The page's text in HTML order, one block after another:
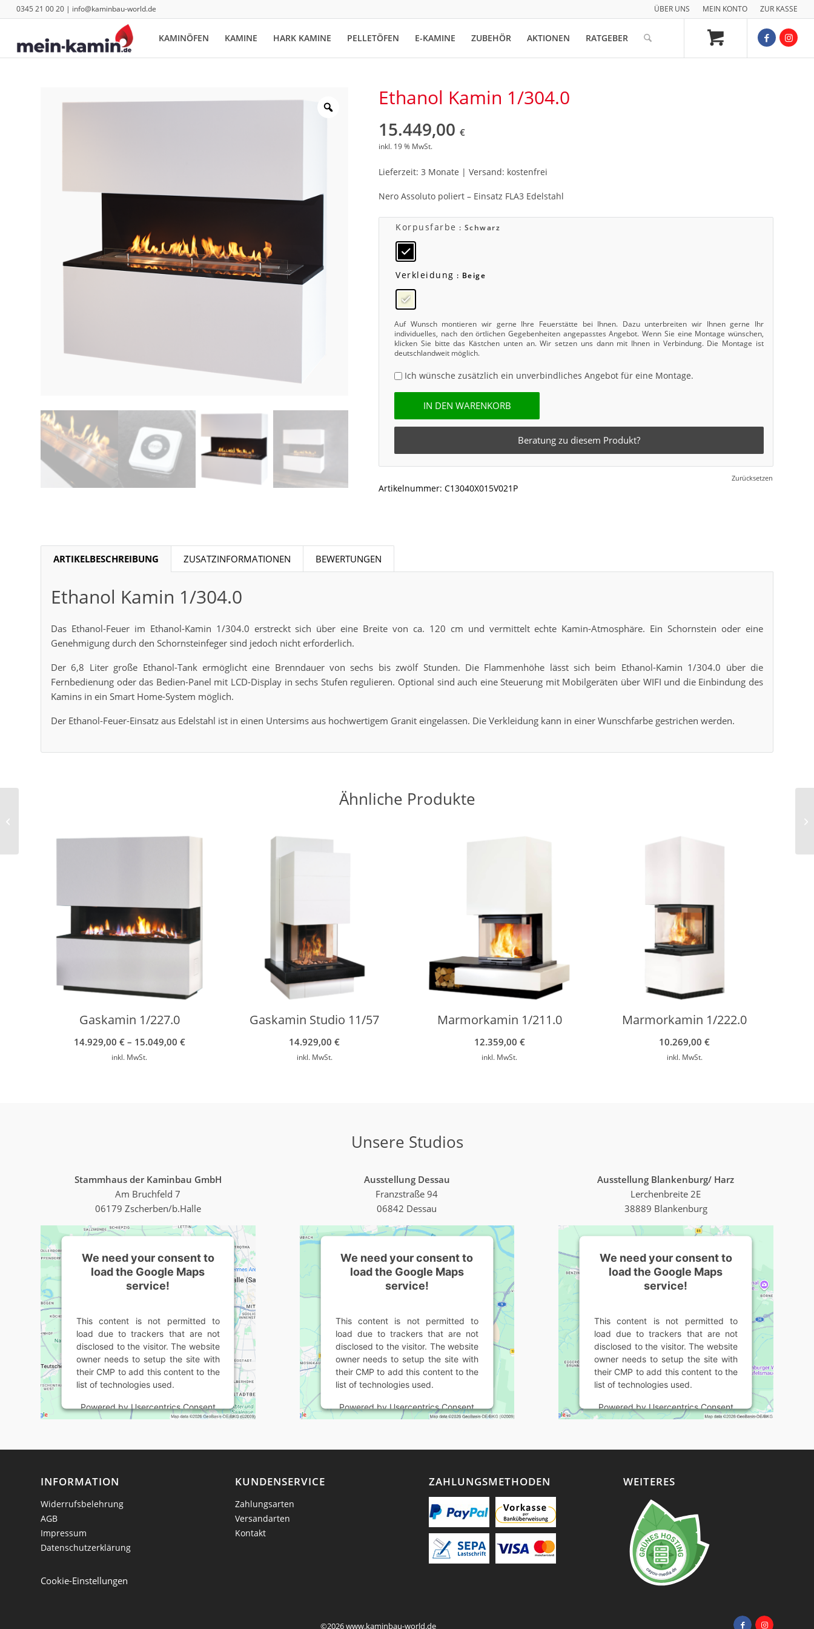
ÜBER UNS MEIN KONTO ZUR KASSE
0345 21 00 20 | info@kaminbau-world.de
KAMINÖFEN KAMINE HARK KAMINE PELLETÖFEN E-KAMINE ZUBEHÖR AKTIONEN RATGEBER
Ethanol Kamin 1/304.0
15.449,00€
inkl. 19 % MwSt.
Lieferzeit: 3 Monate | Versand: kostenfrei
Nero Assoluto poliert – Einsatz FLA3 Edelstahl
Korpusfarbe : Schwarz
Verkleidung : Beige
Zurücksetzen
Auf Wunsch montieren wir gerne Ihre Feuerstätte bei Ihnen. Dazu unterbreiten wir Ihnen gerne Ihr
individuelles, nach den örtlichen Gegebenheiten angepasstes Angebot. Wenn Sie eine Montage wünschen,
klicken Sie bitte das Kästchen unten an. Wir setzen uns dann mit Ihnen in Verbindung. Die Montage ist
deutschlandweit möglich.
Ich wünsche zusätzlich ein unverbindliches Angebot für eine Montage.
IN DEN WARENKORB
Beratung zu diesem Produkt?
Artikelnummer:C13040X015V021P
ARTIKELBESCHREIBUNG ZUSATZINFORMATIONEN BEWERTUNGEN
Ethanol Kamin 1/304.0
Das Ethanol-Feuer im Ethanol-Kamin 1/304.0 erstreckt sich über eine Breite von ca. 120 cm und vermittelt echte Kamin-Atmosphäre. Ein Schornstein oder eine
Genehmigung durch den Schornsteinfeger sind jedoch nicht erforderlich.
Der 6,8 Liter große Ethanol-Tank ermöglicht eine Brenndauer von sechs bis zwölf Stunden. Die Flammenhöhe lässt sich beim Ethanol-Kamin 1/304.0 über die
Fernbedienung oder das Bedien-Panel mit LCD-Display in sechs Stufen regulieren. Optional sind auch eine Steuerung mit Mobilgeräten über WIFI und die Einbindung des
Kamins in ein Smart Home-System möglich.
Der Ethanol-Feuer-Einsatz aus Edelstahl ist in einen Untersims aus hochwertigem Granit eingelassen. Die Verkleidung kann in einer Wunschfarbe gestrichen werden.
Ähnliche Produkte
Gaskamin 1/227.0
14.929,00 €– 15.049,00 €
inkl. MwSt.
Gaskamin Studio 11/57
14.929,00€
inkl. MwSt.
Marmorkamin 1/211.0
12.359,00 €
inkl. MwSt.
Marmorkamin 1/222.0
10.269,00€
inkl. MwSt.
Unsere Studios
Stammhaus der Kaminbau GmbH
Am Bruchfeld 7
06179 Zscherben/b.Halle
We need your consent to
load the Google Maps
service!
This content is not permitted to
load due to trackers that are not
disclosed to the visitor. The website
owner needs to setup the site with
their CMP to add this content to the
list of technologies used.
Powered byUsercentrics Consent
Management Platform
Ausstellung Dessau
Franzstraße 94
06842 Dessau
We need your consent to
load the Google Maps
service!
This content is not permitted to
load due to trackers that are not
disclosed to the visitor. The website
owner needs to setup the site with
their CMP to add this content to the
list of technologies used.
Powered byUsercentrics Consent
Management Platform
Ausstellung Blankenburg/ Harz
Lerchenbreite 2E
38889 Blankenburg
We need your consent to
load the Google Maps
service!
This content is not permitted to
load due to trackers that are not
disclosed to the visitor. The website
owner needs to setup the site with
their CMP to add this content to the
list of technologies used.
Powered byUsercentrics Consent
Management Platform
INFORMATION
Widerrufsbelehrung
AGB
Impressum
Datenschutzerklärung
Cookie-Einstellungen
KUNDENSERVICE
Zahlungsarten
Versandarten
Kontakt
ZAHLUNGSMETHODEN WEITERES
©2026 www.kaminbau-world.de